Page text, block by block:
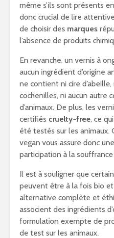
même s’ils sont présents
donc crucial de lire
de choisir des marques
l’absence de produits
En revanche, un vernis à
aucun ingrédient d’origine
ne contient ni cire d’abeille,
cochenilles, ni aucun autre
d’animaux. De plus, les
certifiés cruelty-free, ce
été testés sur les animaux.
vegan vous assure donc
participation à la souffrance
Il est à souligner que
peuvent être à la fois bio
alternative complète et
associent des ingrédients
formulation exempte de
de test sur les animaux.